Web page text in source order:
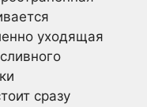
уходящая
сразу